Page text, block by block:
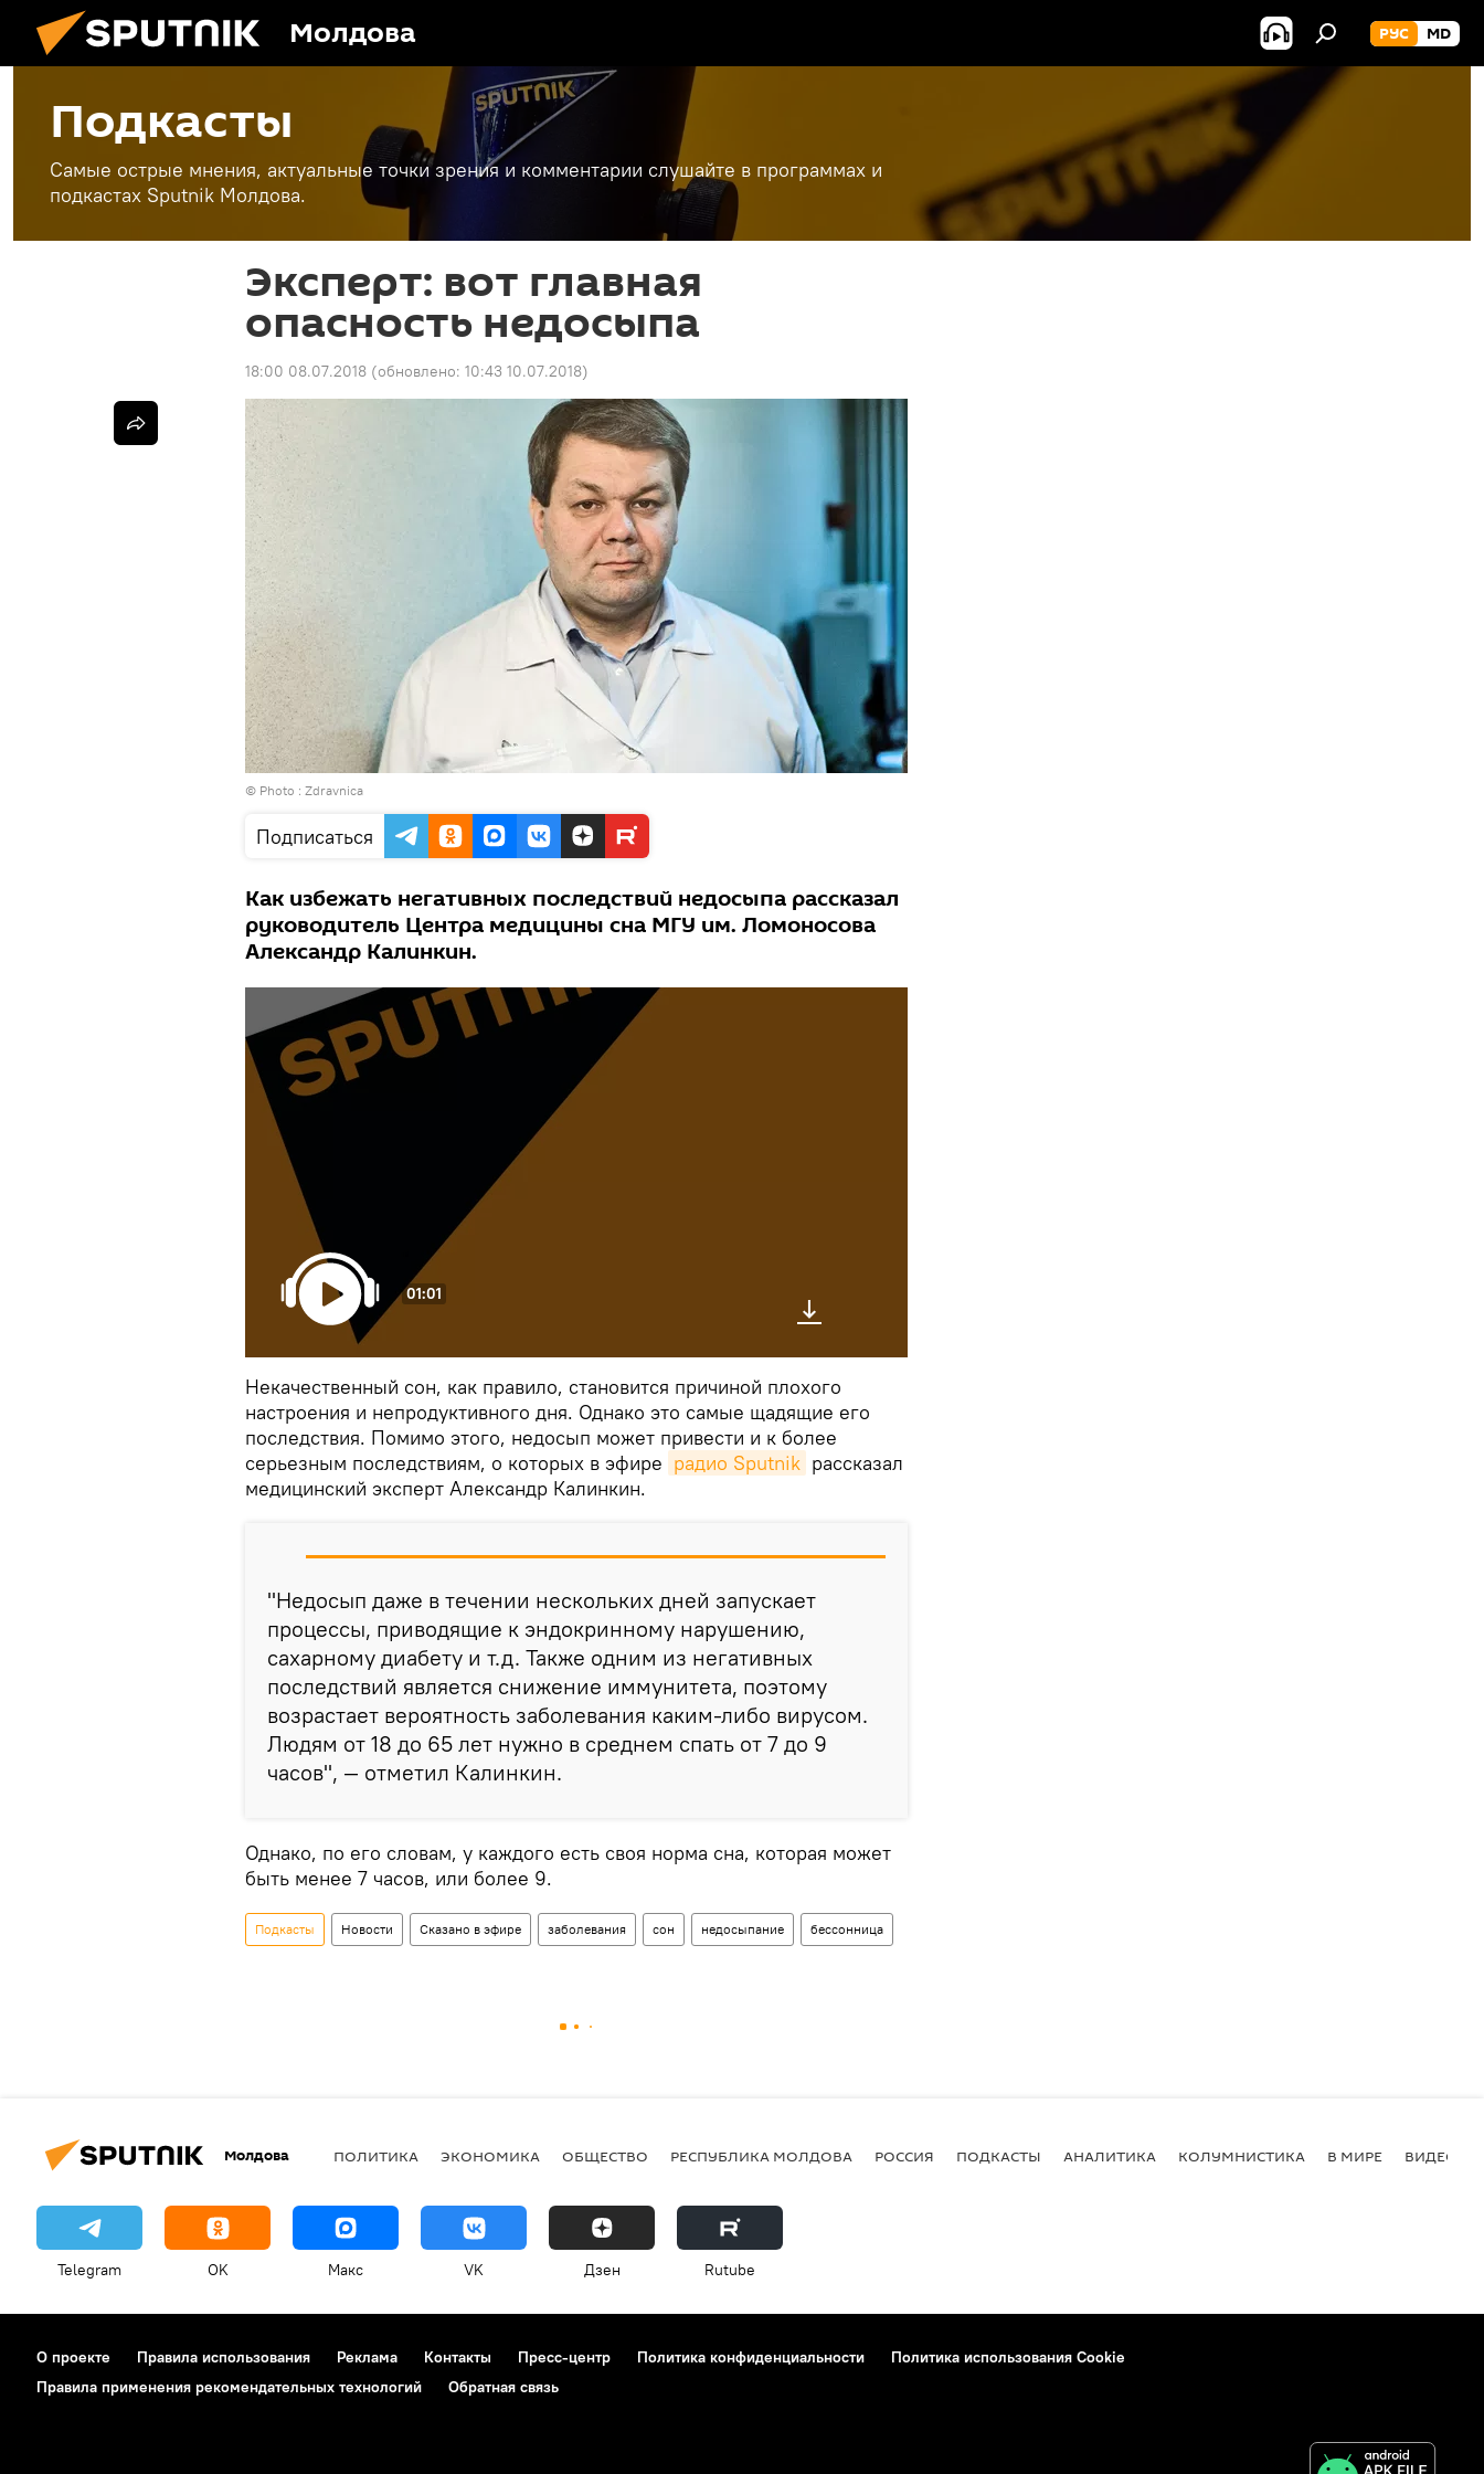
Молдова РУС MD
Подкасты
Самые острые мнения, актуальные точки зрения и комментарии слушайте в программах и
подкастах Sputnik Молдова.
Эксперт: вот главная
опасность недосыпа
18:00 08.07.2018 (обновлено: 10:43 10.07.2018)
© Photo : Zdravnica
Подписаться
Как избежать негативных последствий недосыпа рассказал
руководитель Центра медицины сна МГУ им. Ломоносова
Александр Калинкин.
01:01
Некачественный сон, как правило, становится причиной плохого
настроения и непродуктивного дня. Однако это самые щадящие его
последствия. Помимо этого, недосып может привести и к более
серьезным последствиям, о которых в эфире радио Sputnik рассказал
медицинский эксперт Александр Калинкин.
"Недосып даже в течении нескольких дней запускает
процессы, приводящие к эндокринному нарушению,
сахарному диабету и т.д. Также одним из негативных
последствий является снижение иммунитета, поэтому
возрастает вероятность заболевания каким-либо вирусом.
Людям от 18 до 65 лет нужно в среднем спать от 7 до 9
часов", — отметил Калинкин.
Однако, по его словам, у каждого есть своя норма сна, которая может
быть менее 7 часов, или более 9.
Подкасты Новости Сказано в эфире заболевания сон недосыпание бессонница
Молдова ПОЛИТИКА ЭКОНОМИКА ОБЩЕСТВО РЕСПУБЛИКА МОЛДОВА РОССИЯ ПОДКАСТЫ АНАЛИТИКА КОЛУМНИСТИКА В МИРЕ ВИДЕО
Telegram OK Макс VK Дзен Rutube
О проекте Правила использования Реклама Контакты Пресс-центр Политика конфиденциальности
Политика использования Cookie
Правила применения рекомендательных технологий
Обратная связь